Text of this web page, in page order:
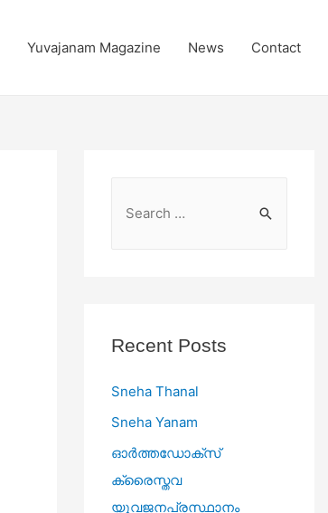
Yuvajanam Magazine News Contact
fRecent Posts
Sneha Thanal
Sneha Yanam
ഓർത്തഡോക്സ്
ക്രൈസ്തവ
യുവജനപ്രസ്ഥാനം